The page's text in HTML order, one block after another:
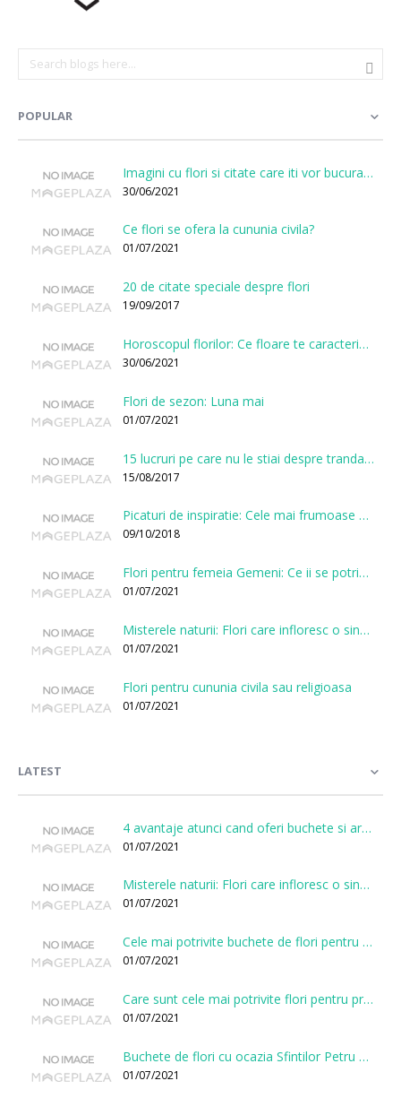
POPULAR
Imagini cu flori si citate care iti vor bucura sufletul
30/06/2021
Ce flori se ofera la cununia civila?
01/07/2021
20 de citate speciale despre flori
19/09/2017
Horoscopul florilor: Ce floare te caracterizeaza in functie de ziua nasterii?
30/06/2021
Flori de sezon: Luna mai
01/07/2021
15 lucruri pe care nu le stiai despre trandafiri
15/08/2017
Picaturi de inspiratie: Cele mai frumoase citate despre flori
09/10/2018
Flori pentru femeia Gemeni: Ce ii se potriveste, ce ii poarta noroc si ce o caracterizeaza?
01/07/2021
Misterele naturii: Flori care infloresc o singura data la cateva sute de ani
01/07/2021
Flori pentru cununia civila sau religioasa
01/07/2021
LATEST
4 avantaje atunci cand oferi buchete si aranjamente printr-o florarie online
01/07/2021
Misterele naturii: Flori care infloresc o singura data la cateva sute de ani
01/07/2021
Cele mai potrivite buchete de flori pentru onomastici
01/07/2021
Care sunt cele mai potrivite flori pentru prima intalnire?
01/07/2021
Buchete de flori cu ocazia Sfintilor Petru si Pavel
01/07/2021